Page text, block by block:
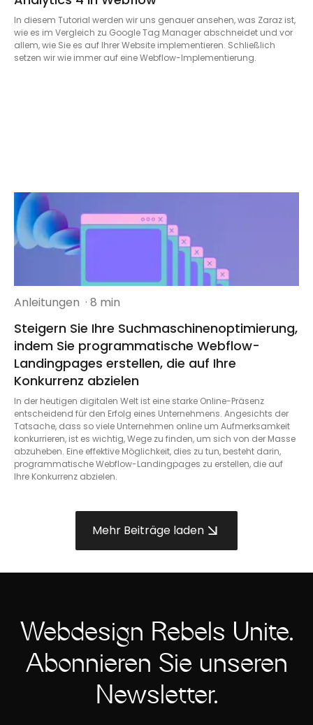
In diesem Tutorial werden wir uns genauer ansehen, was Zaraz ist,
wie es im Vergleich zu Google Tag Manager abschneidet und vor
allem, wie Sie es auf Ihrer Website implementieren. Schließlich
setzen wir wie immer auf eine Webflow-Implementierung.
Anleitungen · 8 min
Steigern Sie Ihre Suchmaschinenoptimierung,
indem Sie programmatische Webflow-
Landingpages erstellen, die auf Ihre
Konkurrenz abzielen
In der heutigen digitalen Welt ist eine starke Online-Präsenz
entscheidend für den Erfolg eines Unternehmens. Angesichts der
Tatsache, dass so viele Unternehmen online um Aufmerksamkeit
konkurrieren, ist es wichtig, Wege zu finden, um sich von der Masse
abzuheben. Eine effektive Möglichkeit, dies zu tun, besteht darin,
programmatische Webflow-Landingpages zu erstellen, die auf
Ihre Konkurrenz abzielen.
Mehr Beiträge laden
Webdesign Rebels Unite.
Abonnieren Sie unseren
Newsletter.